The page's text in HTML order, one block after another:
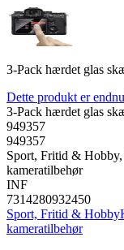
3-Pack hærdet glas
Dette produkt er
3-Pack hærdet glas
949357
949357
Sport, Fritid &
kameratilbehør
INF
7314280932450
Sport, Fritid & Hobby
kameratilbehør